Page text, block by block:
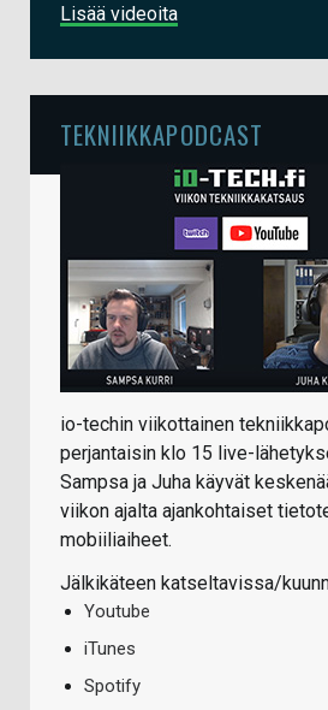
Lisää videoita
TEKNIIKKAPODCAST
io-techin viikottainen
perjantaisin klo 15 live-
Sampsa ja Juha käyvät
viikon ajalta ajankohtaiset
mobiiliaiheet.
Jälkikäteen katseltavissa/
Youtube
iTunes
Spotify